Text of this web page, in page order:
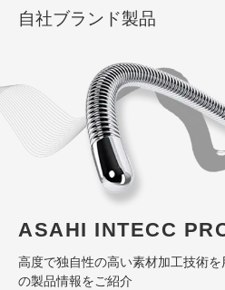
自社ブランド製品
ASAHI INTECC
高度で独自性の高い素材加工技術を
の製品情報をご紹介